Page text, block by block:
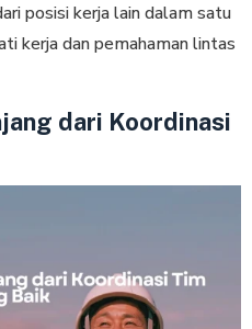
posisi kerja lain dalam satu
kerja dan pemahaman lintas
dari Koordinasi